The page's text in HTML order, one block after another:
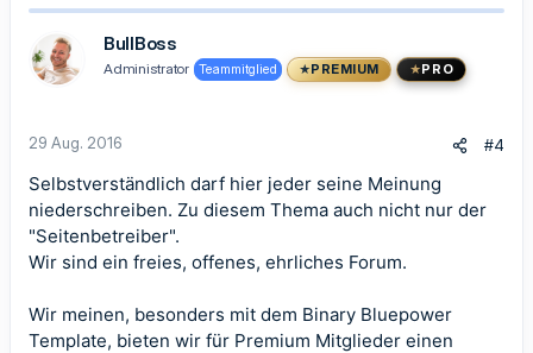
k
o
:
BullBoss
Administrator Teammitglied PREMIUM PRO
29 Aug. 2016 #4
Selbstverständlich darf hier jeder seine Meinung
niederschreiben. Zu diesem Thema auch nicht nur der
"Seitenbetreiber".
Wir sind ein freies, offenes, ehrliches Forum.
Wir meinen, besonders mit dem Binary Bluepower
Template, bieten wir für Premium Mitglieder einen